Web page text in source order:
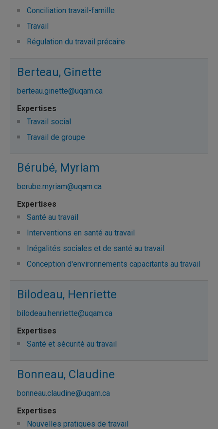
Conciliation travail-famille
Travail
Régulation du travail précaire
Berteau, Ginette
berteau.ginette@uqam.ca
Travail social
Travail de groupe
Bérubé, Myriam
berube.myriam@uqam.ca
Santé au travail
Interventions en santé au travail
Inégalités sociales et de santé au travail
Conception d'environnements capacitants au travail
Bilodeau, Henriette
bilodeau.henriette@uqam.ca
Santé et sécurité au travail
Bonneau, Claudine
bonneau.claudine@uqam.ca
Nouvelles pratiques de travail